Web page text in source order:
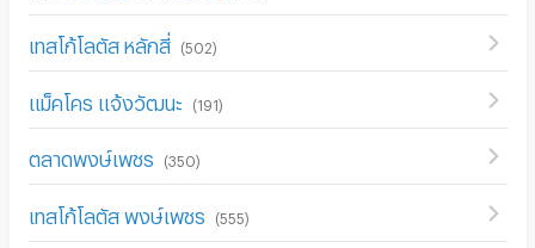
เทสโก้โลตัส หลักสี่ (502)
แม็คโคร แจ้งวัฒนะ (191)
ตลาดพงษ์เพชร (350)
เทสโก้โลตัส พงษ์เพชร (555)